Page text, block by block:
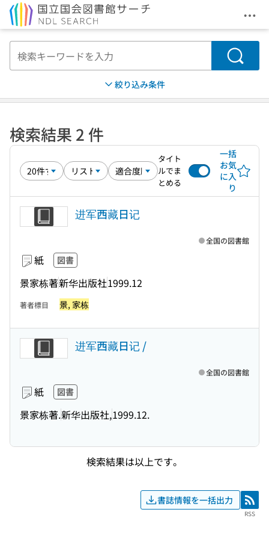
メ
検索
絞り込み条件
検索結果 2 件
タイト
ルでま
とめる
一括
お気
に入
り
进军西藏日记
紙 図書
景家栋著新华出版社1999.12
全国の図書館
著者標目 景, 家栋
进军西藏日记 /
紙 図書
景家栋著.新华出版社,1999.12.
全国の図書館
検索結果は以上です。
書誌情報を一括出力 RSS
RSS